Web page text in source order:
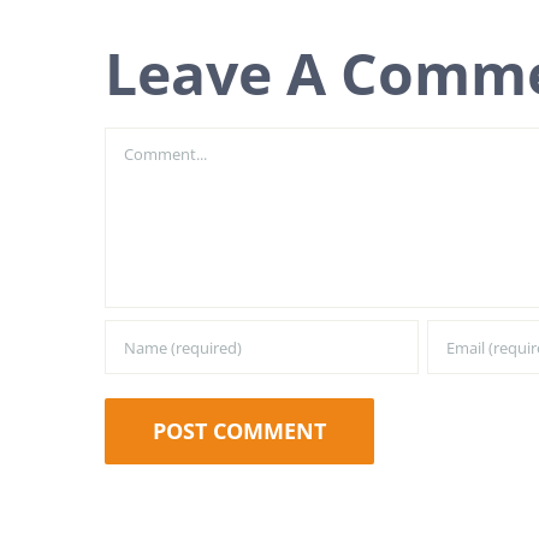
Leave A
Comment